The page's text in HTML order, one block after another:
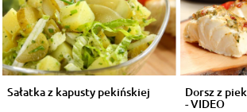
Sałatka z kapusty pekińskiej Dorsz z
- VIDEO